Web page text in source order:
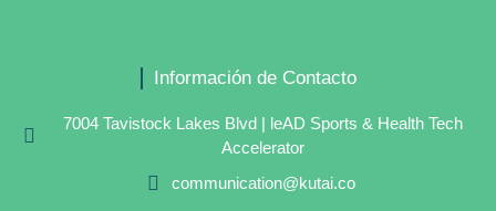
Información de Contacto
7004 Tavistock Lakes Blvd | leAD Sports & Health Tech
Accelerator
communication@kutai.co